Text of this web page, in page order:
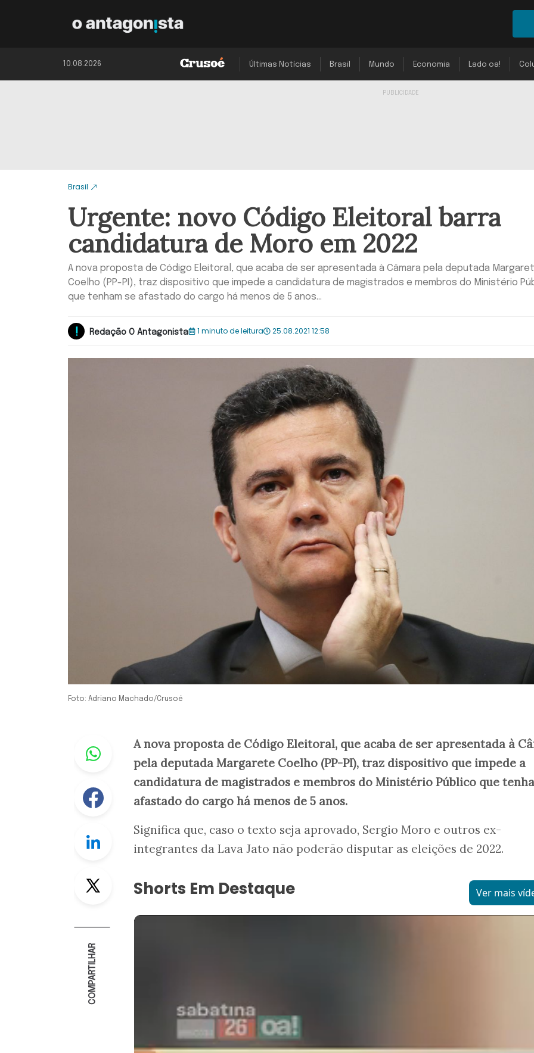
10.08.2026 Últimas Notícias Brasil Mundo Economia Lado oa!
Brasil
Urgente: novo Código Eleitoral barra
candidatura de Moro em 2022
A nova proposta de Código Eleitoral, que acaba de ser apresentada à Câmara pela deputada
Coelho (PP-PI), traz dispositivo que impede a candidatura de magistrados e membros do Ministério
que tenham se afastado do cargo há menos de 5 anos...
Redação O Antagonista 1 minuto de leitura 25.08.2021 12:58
Foto: Adriano Machado/Crusoé
Whastapp
Facebook
Linkedin
COMPARTILHAR
A nova proposta de Código Eleitoral, que acaba de ser apresentada à
pela deputada Margarete Coelho (PP-PI), traz dispositivo que impede a
candidatura de magistrados e membros do Ministério Público que
afastado do cargo há menos de 5 anos.
Significa que, caso o texto seja aprovado, Sergio Moro e outros ex-
integrantes da Lava Jato não poderão disputar as eleições de 2022.
Shorts Em Destaque Ver mais